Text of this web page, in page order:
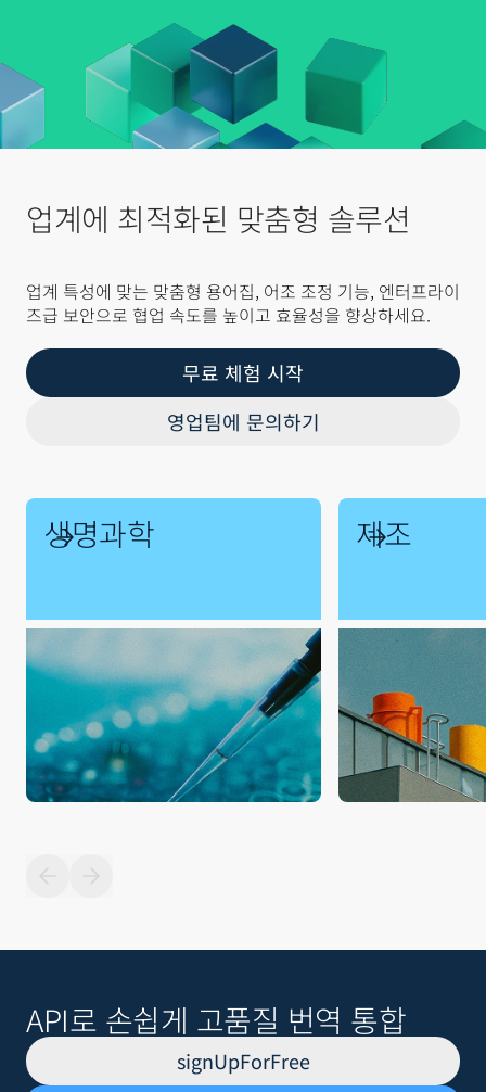
업계에 최적화된 맞춤형 솔루션
업계 특성에 맞는 맞춤형 용어집, 어조 조정 기능, 엔터프라이
즈급 보안으로 협업 속도를 높이고 효율성을 향상하세요.
무료 체험 시작
영업팀에 문의하기
생명과학 제조
API로 손쉽게 고품질 번역 통합
signUpForFree